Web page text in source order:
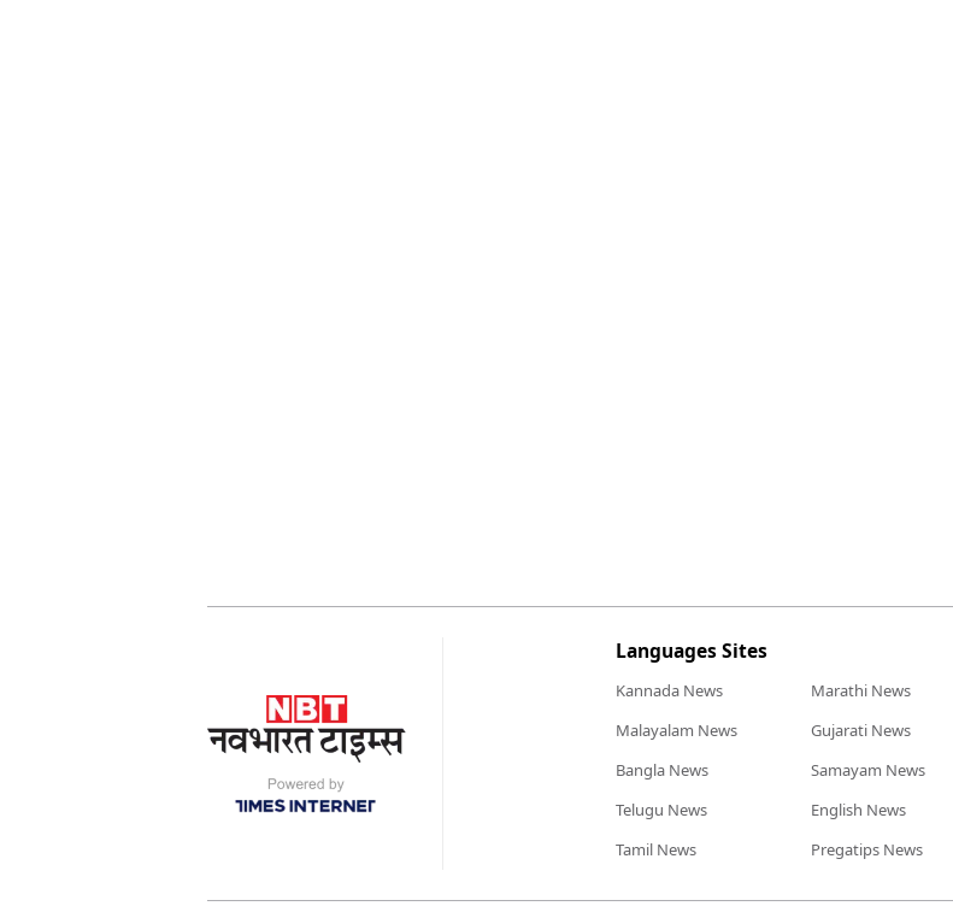
Languages Sites
KannadaNews
Malayalam News
BanglaNews
Telugu News
TamilNews
MarathiNews
GujaratiNews
Samayam News
English News
PregatipsNews